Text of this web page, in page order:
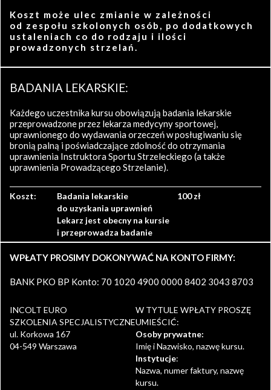
Koszt może ulec zmianie w zależności
od zespołu szkolonych osób, po dodatkowych
ustaleniach co do rodzaju i ilości
prowadzonych strzelań.
BADANIA LEKARSKIE:
Każdego uczestnika kursu obowiązują badania lekarskie
przeprowadzone przez lekarza medycyny sportowej,
uprawnionego do wydawania orzeczeń w posługiwaniu się
bronią palną i poświadczające zdolność do otrzymania
uprawnienia Instruktora Sportu Strzeleckiego (a także
uprawnienia Prowadzącego Strzelanie).
Koszt:
Badania lekarskie
do uzyskania uprawnień
Lekarz jest obecny na kursie
i przeprowadza badanie
100 zł
WPŁATY PROSIMY DOKONYWAĆ NA KONTO FIRMY:
BANK PKO BP Konto: 70 1020 4900 0000 8402 3043 8703
INCOLT EURO
SZKOLENIA SPECJALISTYCZNE
ul. Korkowa 167
04-549 Warszawa
W TYTULE WPŁATY PROSZĘ
UMIEŚCIĆ:
Osoby prywatne:
Imię i Nazwisko, nazwę kursu.
Instytucje:
Nazwa, numer faktury, nazwę
kursu.